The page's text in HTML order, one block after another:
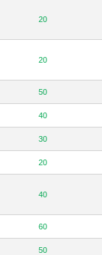
20
20
50
40
30
20
40
60
50